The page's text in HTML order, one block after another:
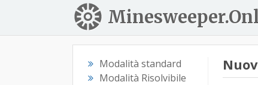
Modalità standard
Modalità Risolvibile